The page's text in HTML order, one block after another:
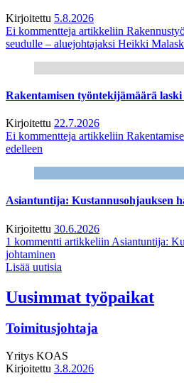
Kirjoitettu 5.8.2026
Ei kommentteja artikkeliin
seudulle – aluejohtajaksi Heikki
Rakentamisen työntekijämäärä laski
Kirjoitettu 22.7.2026
Ei kommentteja artikkeliin
edelleen
Asiantuntija: Kustannusohjauksen
Kirjoitettu 30.6.2026
1 kommentti artikkeliin Asiantuntija:
johtaminen
Lisää uutisia
Uusimmat työpaikat
Toimitusjohtaja
Yritys KOAS
Kirjoitettu 3.8.2026